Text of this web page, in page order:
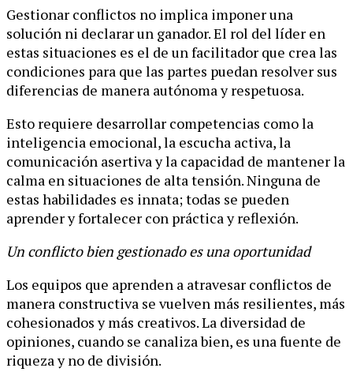
Gestionar conflictos no implica imponer una
solución ni declarar un ganador. El rol del líder en
estas situaciones es el de un facilitador que crea las
condiciones para que las partes puedan resolver sus
diferencias de manera autónoma y respetuosa.
Esto requiere desarrollar competencias como la
inteligencia emocional, la escucha activa, la
comunicación asertiva y la capacidad de mantener la
calma en situaciones de alta tensión. Ninguna de
estas habilidades es innata; todas se pueden
aprender y fortalecer con práctica y reflexión.
Un conflicto bien gestionado es una oportunidad
Los equipos que aprenden a atravesar conflictos de
manera constructiva se vuelven más resilientes, más
cohesionados y más creativos. La diversidad de
opiniones, cuando se canaliza bien, es una fuente de
riqueza y no de división.